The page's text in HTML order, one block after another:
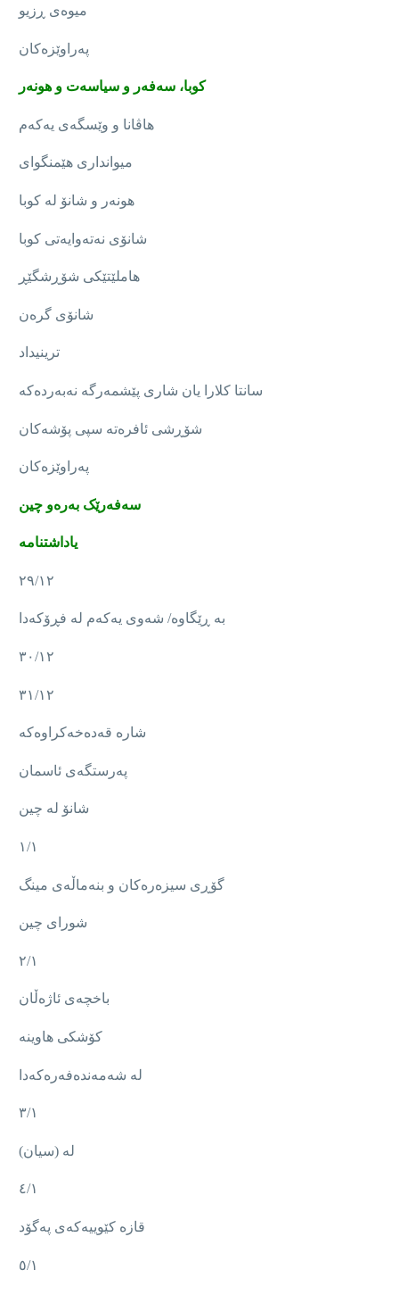
میوەی ڕزیو
پەراوێزەکان
کوبا، سەفەر و سیاسەت و هونەر
هاڤانا و وێسگەی یەکەم
میوانداری هێمنگوای
هونەر و شانۆ لە کوبا
شانۆی نەتەوایەتی کوبا
هاملێتێکی شۆڕشگێڕ
شانۆی گرەن
ترینیداد
سانتا کلارا یان شاری پێشمەرگە نەبەردەکە
شۆڕشی ئافرەتە سپی پۆشەکان
پەراوێزەکان
سەفەرێک بەرەو چین
یاداشتنامە
٢٩/١٢
بە ڕێگاوە/ شەوی یەکەم لە فڕۆکەدا
٣٠/١٢
٣١/١٢
شارە قەدەخەکراوەکە
پەرستگەی ئاسمان
شانۆ لە چین
١/١
گۆڕی سیزەرەکان و بنەماڵەی مینگ
شورای چین
٢/١
باخچەی ئاژەڵان
کۆشکی هاوینە
لە شەمەندەفەرەکەدا
٣/١
لە (سیان)
٤/١
قازە کێوییەکەی پەگۆد
٥/١